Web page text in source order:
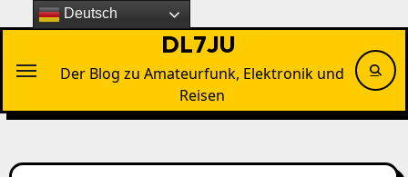
Inhalten
DL7JU
Der Blog zu Amateurfunk, Elektronik und
Reisen
Deutsch